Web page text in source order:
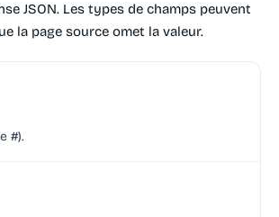
JSON. Les types de champs peuvent
la page source omet la valeur.
#).